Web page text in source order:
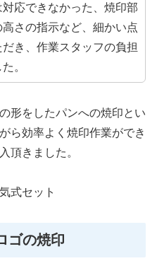
応できなかった、焼印部
さの指示など、細かい点
き、作業スタッフの負担
。
形をしたパンへの焼印とい
ら効率よく焼印作業ができ
頂きました。
式セット
ゴの焼印